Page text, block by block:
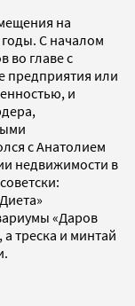
на
С началом
во главе с
предприятия или
и
с Анатолием
недвижимости в
«Даров
треска и минтай